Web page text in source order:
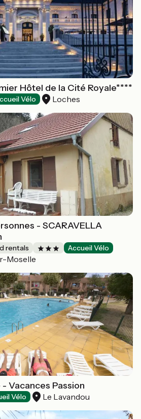
Hôtel de la Cité Royale****
Vélo Loches
- SCARAVELLA
rentals Accueil Vélo
Moselle
- Vacances Passion
Vélo Le Lavandou